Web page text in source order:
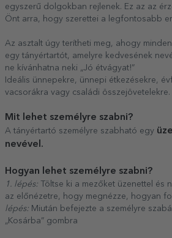
egyszerű dolgokban rejlenek. Ez az az
Önt arra, hogy szerettei a legfontosabb
Az asztalt úgy terítheti meg, ahogy
egy tányértartót, amelyre kedvesének
ne kívánhatna neki „Jó étvágyat!”
Ideális ünnepekre, ünnepi étkezésekre,
vacsorákra vagy családi összejövetelekre.
Mit lehet személyre szabni?
A tányértartó személyre szabható egy
nevével.
Hogyan lehet személyre szabni?
1. lépés: Töltse ki a mezőket üzenettel és
az előnézetre, hogy megnézze, hogyan
lépés: Miután befejezte a személyre
„Kosárba” gombra